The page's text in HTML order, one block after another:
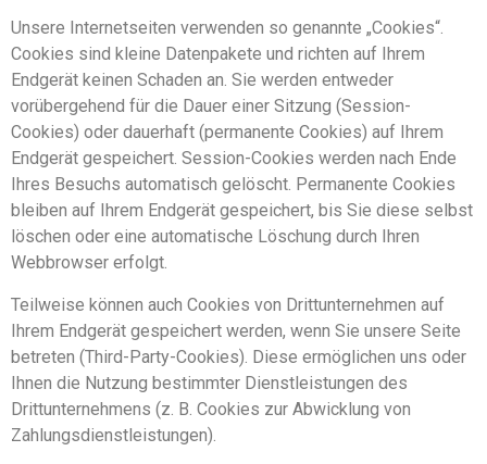
Unsere Internetseiten verwenden so genannte „Cookies“.
Cookies sind kleine Datenpakete und richten auf Ihrem
Endgerät keinen Schaden an. Sie werden entweder
vorübergehend für die Dauer einer Sitzung (Session-
Cookies) oder dauerhaft (permanente Cookies) auf Ihrem
Endgerät gespeichert. Session-Cookies werden nach Ende
Ihres Besuchs automatisch gelöscht. Permanente Cookies
bleiben auf Ihrem Endgerät gespeichert, bis Sie diese selbst
löschen oder eine automatische Löschung durch Ihren
Webbrowser erfolgt.
Teilweise können auch Cookies von Drittunternehmen auf
Ihrem Endgerät gespeichert werden, wenn Sie unsere Seite
betreten (Third-Party-Cookies). Diese ermöglichen uns oder
Ihnen die Nutzung bestimmter Dienstleistungen des
Drittunternehmens (z. B. Cookies zur Abwicklung von
Zahlungsdienstleistungen).